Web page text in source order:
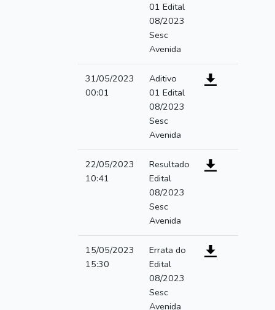
01 Edital
08/2023
Sesc
Avenida
31/05/2023
00:01
Aditivo
01 Edital
08/2023
Sesc
Avenida
22/05/2023
10:41
Resultado
Edital
08/2023
Sesc
Avenida
15/05/2023
15:30
Errata do
Edital
08/2023
Sesc
Avenida